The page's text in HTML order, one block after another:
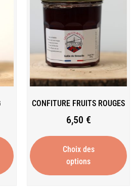
CONFITURE FRUITS ROUGES
6,50 €
Choix des
options